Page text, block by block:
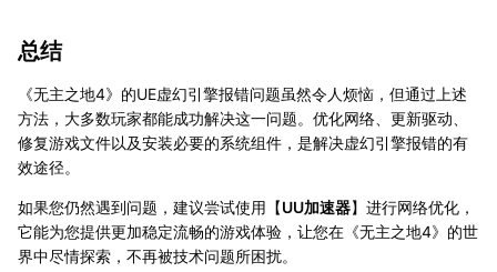
总结
《无主之地4》的UE虚幻引擎报错问题虽然令人烦恼，但通过上述
方法，大多数玩家都能成功解决这一问题。优化网络、更新驱动、
修复游戏文件以及安装必要的系统组件，是解决虚幻引擎报错的有
效途径。
如果您仍然遇到问题，建议尝试使用【UU加速器】进行网络优化，
它能为您提供更加稳定流畅的游戏体验，让您在《无主之地4》的世
界中尽情探索，不再被技术问题所困扰。